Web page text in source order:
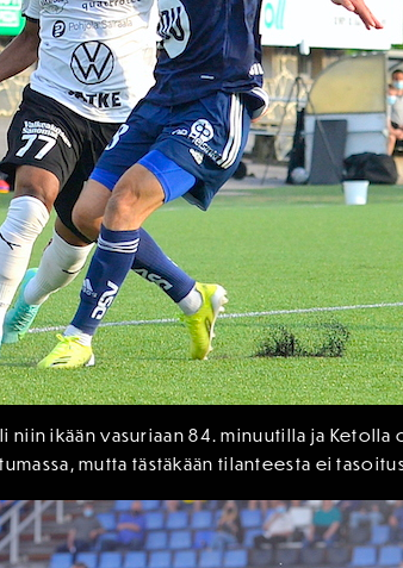
ikään vasuriaan 84. minuutilla ja Ketolla
mutta tästäkään tilanteesta ei